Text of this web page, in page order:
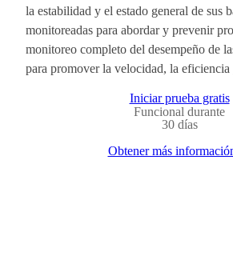
la estabilidad y el estado general de sus
monitoreadas para abordar y prevenir
monitoreo completo del desempeño de
para promover la velocidad, la eficiencia
Iniciar prueba gratis
Funcional durante
30 días
Obtener más